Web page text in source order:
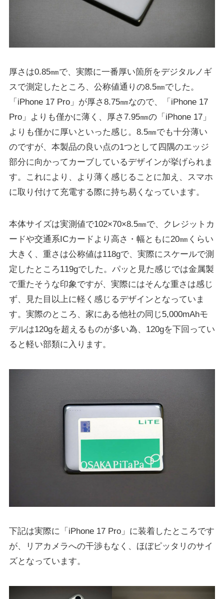
厚さは0.85㎜で、実際に一番厚い箇所をデジタルノギ
スで測定したところ、公称値通りの8.5㎜でした。
「iPhone 17 Pro」が厚さ8.75㎜なので、「iPhone 17
Pro」よりも僅かに薄く、厚さ7.95㎜の「iPhone 17」
よりも僅かに厚いといった感じ。8.5㎜でも十分薄い
のですが、本製品の良い点の1つとして四隅のエッジ
部分に向かってカーブしているデザインが挙げられま
す。これにより、より薄く感じることに加え、スマホ
に取り付けて充電する際に持ち易くなっています。
本体サイズは実測値で102×70×8.5㎜で、クレジットカ
ードや交通系ICカードより高さ・幅ともに20㎜くらい
大きく、重さは公称値は118gで、実際にスケールで測
定したところ119gでした。パッと見た感じでは金属製
で重たそうな印象ですが、実際にはそんな重さは感じ
ず、見た目以上に軽く感じるデザインとなっていま
す。実際のところ、家にある他社の同じ5,000mAhモ
デルは120gを超えるものが多い為、120gを下回ってい
ると軽い部類に入ります。
下記は実際に「iPhone 17 Pro」に装着したところです
が、リアカメラへの干渉もなく、ほぼピッタリのサイ
ズとなっています。